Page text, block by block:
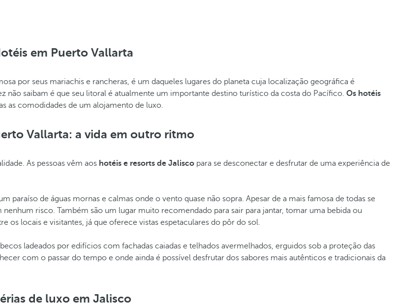
em Puerto Vallarta
por seus mariachis e rancheras, é um daqueles lugares do planeta cuja localização geográfica é
saibam é que seu litoral é atualmente um importante destino turístico da costa do Pacífico. Os hotéis
as comodidades de um alojamento de luxo.
Vallarta: a vida em outro ritmo
As pessoas vêm aos hotéis e resorts de Jalisco para se desconectar e desfrutar de uma experiência de
paraíso de águas mornas e calmas onde o vento quase não sopra. Apesar de a mais famosa de todas se
nenhum risco. Também são um lugar muito recomendado para sair para jantar, tomar uma bebida ou
os locais e visitantes, já que oferece vistas espetaculares do pôr do sol.
ladeados por edifícios com fachadas caiadas e telhados avermelhados, erguidos sob a proteção das
com o passar do tempo e onde ainda é possível desfrutar dos sabores mais autênticos e tradicionais da
de luxo em Jalisco